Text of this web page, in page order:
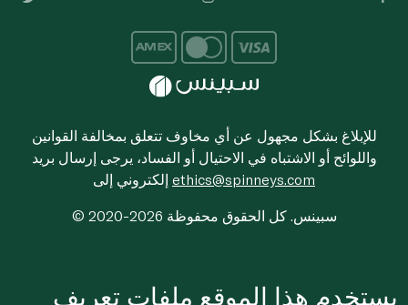
للإبلاغ بشكل مجهول عن أي مخاوف تتعلق بمخالفة القوانين
واللوائح أو الاشتباه في الاحتيال أو الفساد، يرجى إرسال بريد
ethics@spinneys.com
© 2020-2026 سبينس. كل الحقوق محفوظة
يستخدم هذا الموقع ملفات تعريف